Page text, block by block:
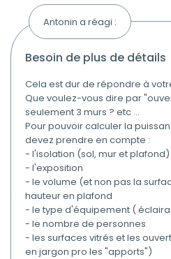
Antonin a réagi :
besoin de plus de détails
Cela est dur de répondre à
Que voulez-vous dire par
seulement 3 murs ? etc ...
Pour pouvoir calculer la
devez prendre en compte :
- l'isolation (sol, mur et plafond)
- l'exposition
- le volume (et non pas la
hauteur en plafond
- le type d'équipement (
- le nombre de personnes
- les surfaces vitrés et les
en jargon pro les "apports")